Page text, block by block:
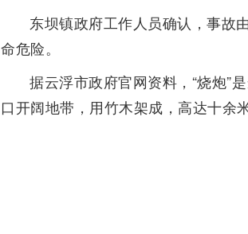
东坝镇政府工作人员确认，事故
命危险。
据云浮市政府官网资料，“烧炮”
口开阔地带，用竹木架成，高达十余